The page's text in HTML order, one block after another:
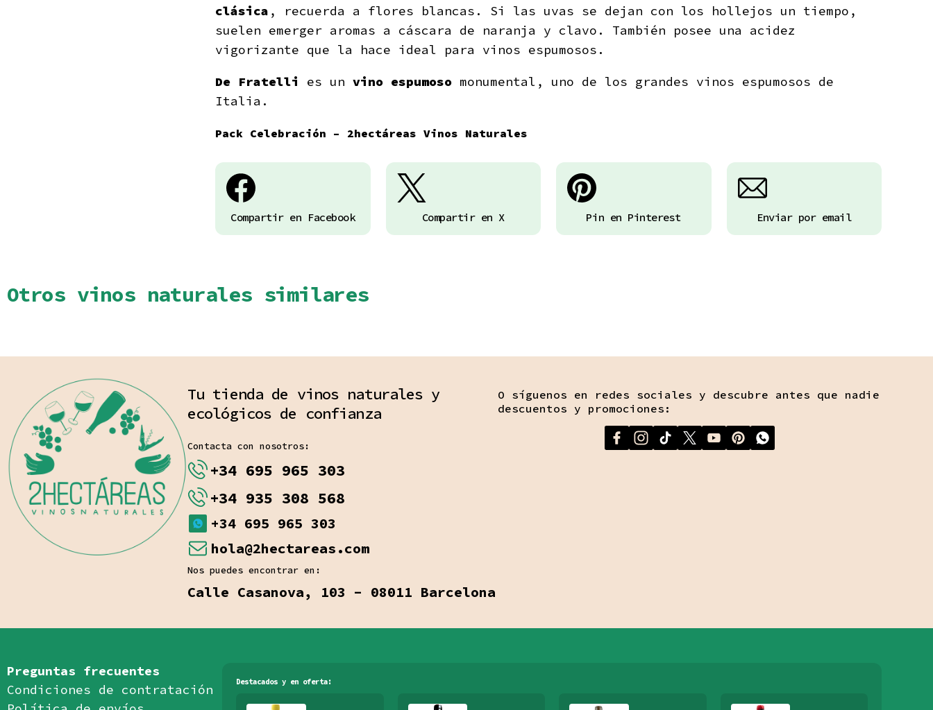
clásica , recuerda a flores blancas. Si las uvas se dejan con los hollejos un tiempo,
suelen emerger aromas a cáscara de naranja y clavo. También posee una acidez
vigorizante que la hace ideal para vinos espumosos.
De Fratelli
es un vino espumoso monumental, uno de los grandes vinos espumosos de
Italia.
Pack Celebración – 2hectáreas Vinos Naturales
Compartir en Facebook Compartir en X Pin en Pinterest Enviar por email
Otros vinos naturales similares
Tu tienda de vinos naturales y
ecológicos de confianza
Contacta con nosotros:
+34 695 965 303
+34 935 308 568
+34 695 965 303
hola@2hectareas.com
Nos puedes encontrar en:
Calle Casanova, 103 - 08011 Barcelona
O síguenos en redes sociales y descubre antes que nadie
descuentos y promociones:
Preguntas frecuentes
Condiciones de contratación
Destacados y en oferta: